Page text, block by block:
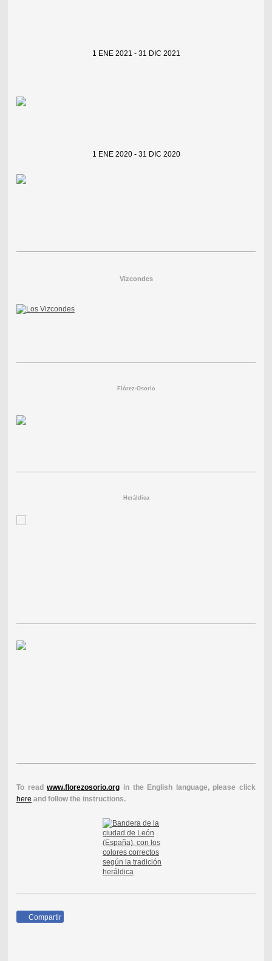
1 ENE 2021 - 31 DIC 2021
1 ENE 2020 - 31 DIC 2020
Vizcondes
Flórez-Osorio
Heráldica
To readwww.florezosorio.org in the English language, please click
here and follow the instructions.
Compartir